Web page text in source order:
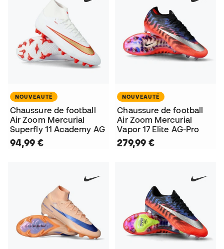
NOUVEAUTÉ
Chaussure de football
Air Zoom Mercurial
Superfly 11 Academy AG
94,99 €
NOUVEAUTÉ
Chaussure de football
Air Zoom Mercurial
Vapor 17 Elite AG-Pro
279,99 €